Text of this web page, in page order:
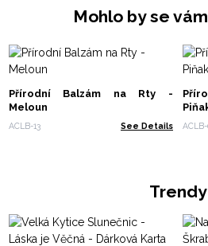
Mohlo by se
Přírodní Balzám na Rty -
Meloun
ACLB-13 See Details
Trendy